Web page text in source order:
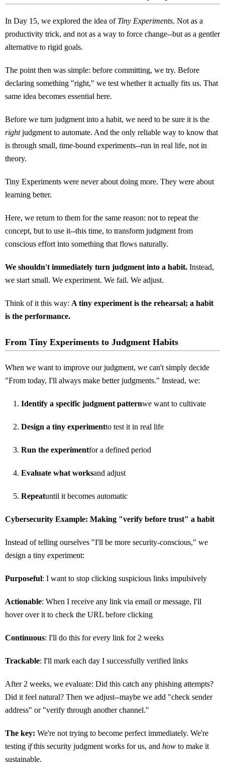
In Day 15, we explored the idea of Tiny Experiments. Not as a
productivity trick, and not as a way to force change--but as a gentler
alternative to rigid goals.
The point then was simple: before committing, we try. Before
declaring something "right," we test whether it actually fits us. That
same idea becomes essential here.
Before we turn judgment into a habit, we need to be sure it is the
rightjudgment to automate. And the only reliable way to know that
is through small, time-bound experiments--run in real life, not in
theory.
Tiny Experiments were never about doing more. They were about
learning better.
Here, we return to them for the same reason: not to repeat the
concept, but to use it--this time, to transform judgment from
conscious effort into something that flows naturally.
We shouldn't immediately turn judgment into a habit. Instead,
we start small. We experiment. We fail. We adjust.
Think of it this way: A tiny experiment is the rehearsal; a habit
is the performance.
From Tiny Experiments to Judgment Habits
When we want to improve our judgment, we can't simply decide
"From today, I'll always make better judgments." Instead, we:
Identify a specific judgment patternwe want to cultivate
Design a tiny experimentto test it in real life
Run the experimentfor a defined period
Evaluate what worksand adjust
Repeatuntil it becomes automatic
Cybersecurity Example: Making "verify before trust" a habit
Instead of telling ourselves "I'll be more security-conscious," we
design a tiny experiment:
Purposeful: I want to stop clicking suspicious links impulsively
Actionable: When I receive any link via email or message, I'll
hover over it to check the URL before clicking
Continuous: I'll do this for every link for 2 weeks
Trackable: I'll mark each day I successfully verified links
After 2 weeks, we evaluate: Did this catch any phishing attempts?
Did it feel natural? Then we adjust--maybe we add "check sender
address" or "verify through another channel."
The key: We're not trying to become perfect immediately. We're
testing ifthis security judgment works for us, and how to make it
sustainable.